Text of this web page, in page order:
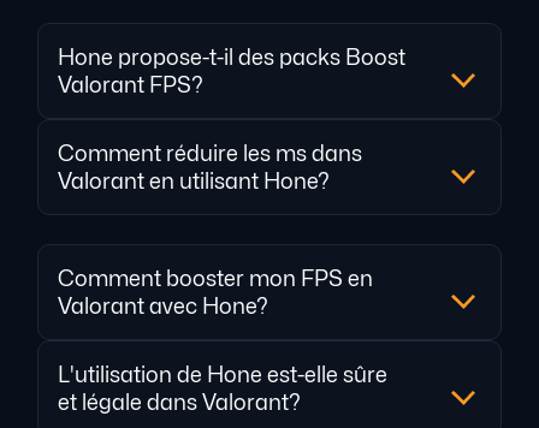
Hone propose-t-il des packs Boost
Valorant FPS?
Comment réduire les ms dans
Valorant en utilisant Hone?
Comment booster mon FPS en
Valorant avec Hone?
L'utilisation de Hone est-elle sûre
et légale dans Valorant?